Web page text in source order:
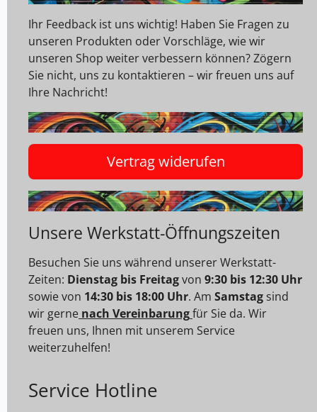
Ihr Feedback ist uns wichtig! Haben Sie Fragen zu
unseren Produkten oder Vorschläge, wie wir
unseren Shop weiter verbessern können? Zögern
Sie nicht, uns zu kontaktieren – wir freuen uns auf
Ihre Nachricht!
Vertrag widerufen
Unsere Werkstatt-Öffnungszeiten
Besuchen Sie uns während unserer Werkstatt-
Zeiten: Dienstag bis Freitagvon 9:30 bis 12:30 Uhr
sowie von 14:30 bis 18:00 Uhr. Am Samstag sind
wir gerne nach Vereinbarungfür Sie da. Wir
freuen uns, Ihnen mit unserem Service
weiterzuhelfen!
Service Hotline